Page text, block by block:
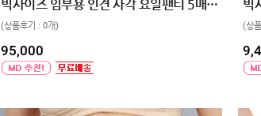
빅사이즈 임부용 인견 사각 요일팬티 5매입 110,120
(상품후기 : 0개)
95,000
빅
(상